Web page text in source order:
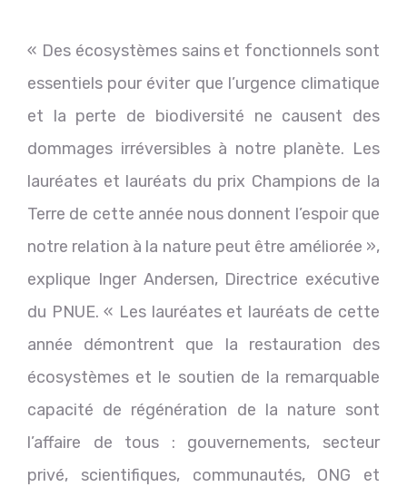
« Des écosystèmes sains et fonctionnels sont
essentiels pour éviter que l’urgence climatique
et la perte de biodiversité ne causent des
dommages irréversibles à notre planète. Les
lauréates et lauréats du prix Champions de la
Terre de cette année nous donnent l’espoir que
notre relation à la nature peut être améliorée »,
explique Inger Andersen, Directrice exécutive
du PNUE. « Les lauréates et lauréats de cette
année démontrent que la restauration des
écosystèmes et le soutien de la remarquable
capacité de régénération de la nature sont
l’affaire de tous : gouvernements, secteur
privé, scientifiques, communautés, ONG et